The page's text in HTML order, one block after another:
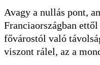
Avagy a nullás pont,
Franciaországban
fővárostól való
viszont rálel, az a